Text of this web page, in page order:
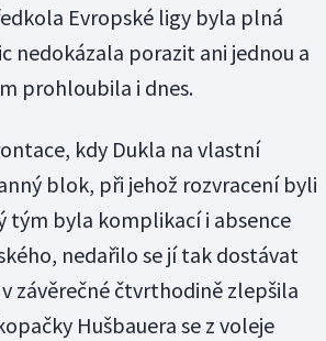
Evropské ligy byla plná
nedokázala porazit ani jednou a
prohloubila i dnes.
kdy Dukla na vlastní
blok, při jehož rozvracení byli
tým byla komplikací i absence
nedařilo se jí tak dostávat
závěrečné čtvrthodině zlepšila
Hušbauera se z voleje